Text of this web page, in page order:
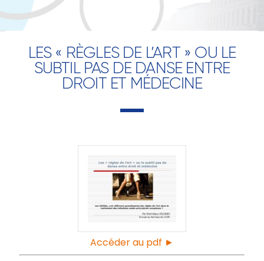
LES « RÈGLES DE L’ART » OU LE
SUBTIL PAS DE DANSE ENTRE
DROIT ET MÉDECINE
Accéder au pdf ►